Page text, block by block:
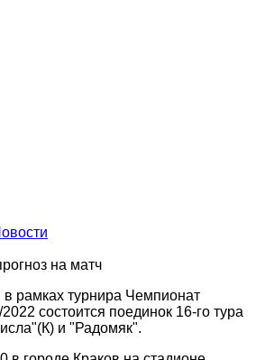
на матч
в рамках турнира Чемпионат
состоится поединок 16-го тура
и "Радомяк".